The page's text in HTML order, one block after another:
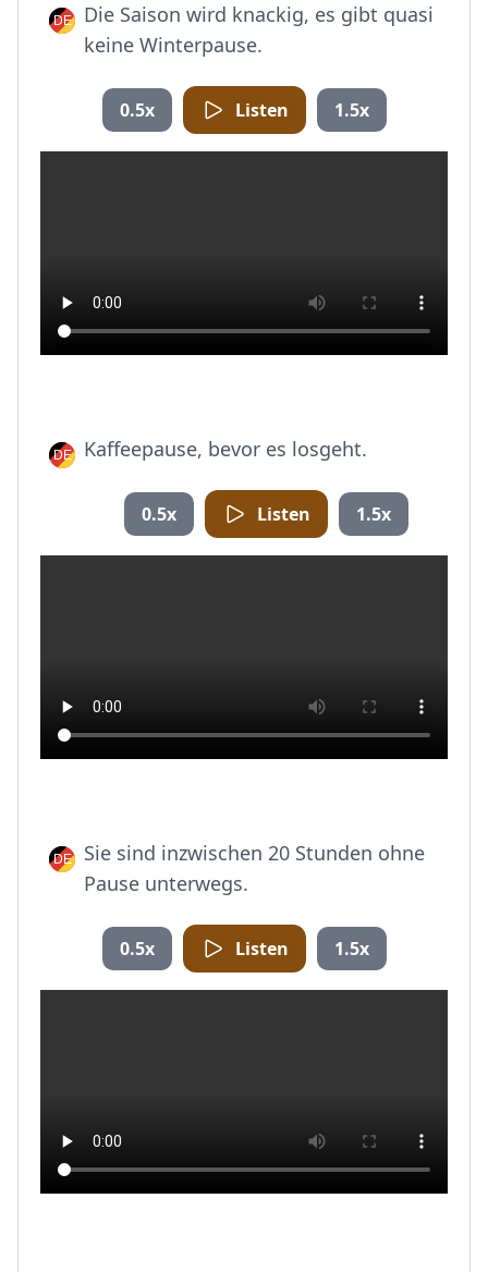
Die Saison wird knackig, es gibt quasi
keine Winterpause.
0.5x Listen 1.5x
Kaffeepause, bevor es losgeht.
0.5x Listen 1.5x
Sie sind inzwischen 20 Stunden ohne
Pause unterwegs.
0.5x Listen 1.5x